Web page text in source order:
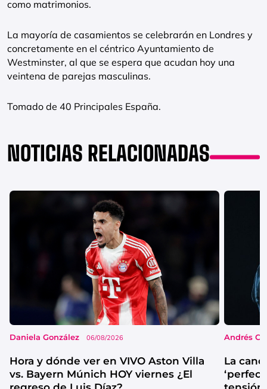
como matrimonios.
La mayoría de casamientos se celebrarán en Londres y
concretamente en el céntrico Ayuntamiento de
Westminster, al que se espera que acudan hoy una
veintena de parejas masculinas.
Tomado de 40 Principales España.
NOTICIAS RELACIONADAS
Daniela González 06/08/2026
Hora y dónde ver en VIVO Aston Villa
vs. Bayern Múnich HOY viernes ¿El
Andrés
La